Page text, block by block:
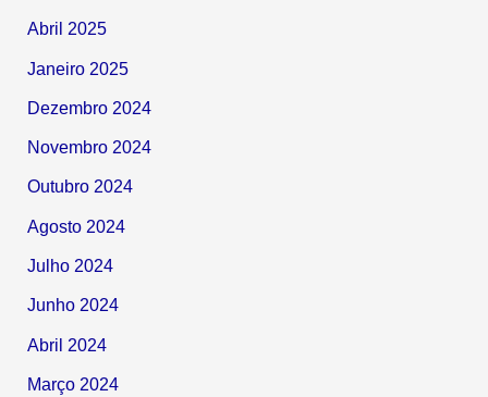
Abril 2025
Janeiro 2025
Dezembro 2024
Novembro 2024
Outubro 2024
Agosto 2024
Julho 2024
Junho 2024
Abril 2024
Março 2024